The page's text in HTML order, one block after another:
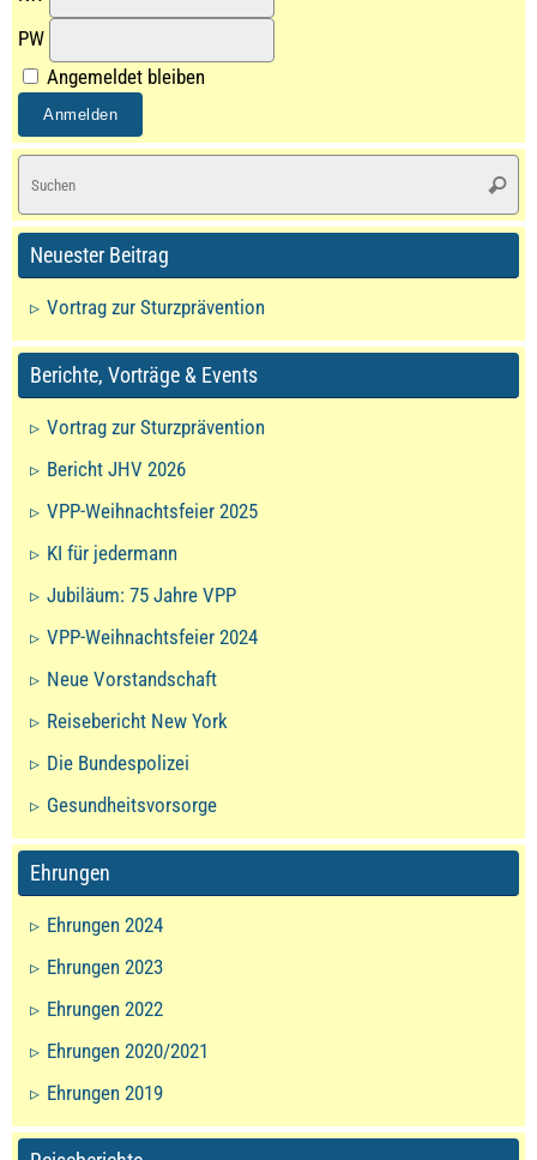
PW
Angemeldet bleiben
Neuester Beitrag
Vortrag zur Sturzprävention
Berichte, Vorträge & Events
Vortrag zur Sturzprävention
Bericht JHV 2026
VPP-Weihnachtsfeier 2025
KI für jedermann
Jubiläum: 75 Jahre VPP
VPP-Weihnachtsfeier 2024
Neue Vorstandschaft
Reisebericht New York
Die Bundespolizei
Gesundheitsvorsorge
Ehrungen
Ehrungen 2024
Ehrungen 2023
Ehrungen 2022
Ehrungen 2020/2021
Ehrungen 2019